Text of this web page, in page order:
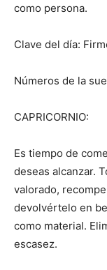
como persona.
Clave del día:
Números de la
CAPRICORNIO:
Es tiempo de
deseas alcanzar.
valorado,
devolvértelo en
como material.
escasez.